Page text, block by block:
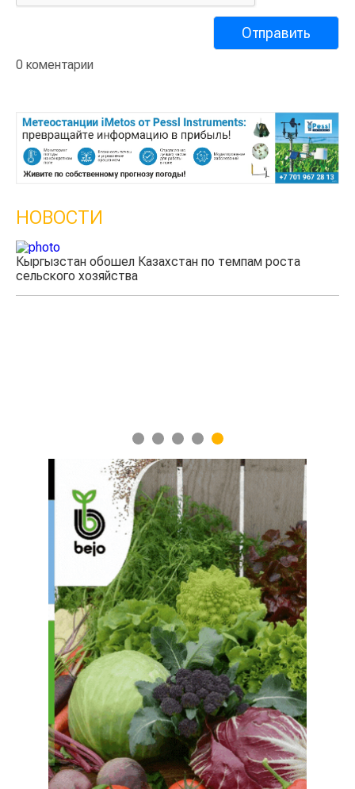
0 коментарии
НОВОСТИ
Кыргызстан обошел Казахстан по темпам роста
сельского хозяйства
1 2 3 4 5